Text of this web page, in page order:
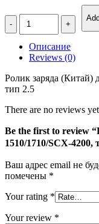
Количество
Ролик
Samsung
ML-
1510/1710/SCX-
4200,
тип
Описание
Reviews (0)
Ролик заряда (Китай)
тип 2.5
There are no reviews
Be the first to review
1510/1710/SCX-4200,
Ваш адрес email не
помечены *
Your rating *
Your review *